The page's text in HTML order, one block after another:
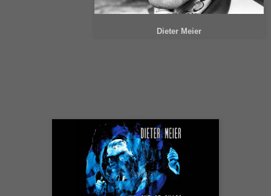
Dieter Meier